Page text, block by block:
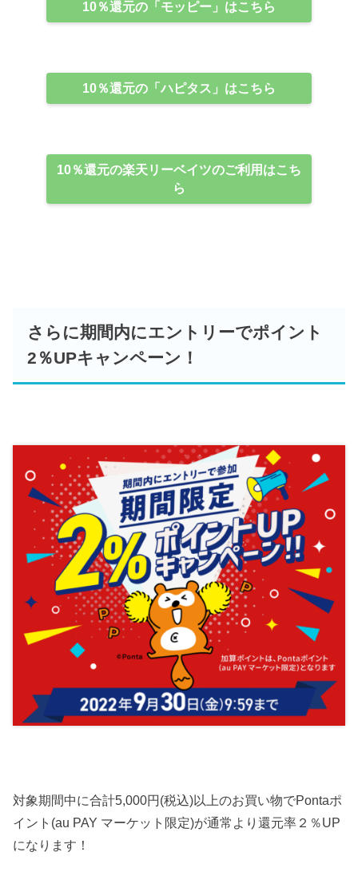
10％還元の「モッピー」はこちら
10％還元の「ハピタス」はこちら
10％還元の楽天リーベイツのご利用はこち
ら
さらに期間内にエントリーでポイント
2％UPキャンペーン！
対象期間中に合計5,000円(税込)以上のお買い物でPontaポ
イント(au PAY マーケット限定)が通常より還元率２％UP
になります！